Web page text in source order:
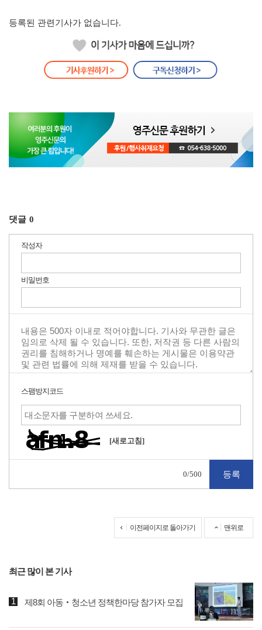
등록된 관련기사가 없습니다.
댓글 0
작성자
비밀번호
스팸방지코드
[새로고침]
0/500
이전페이지로 돌아가기 맨위로
최근 많이 본 기사
제8회 아동‧청소년 정책한마당 참가자 모집